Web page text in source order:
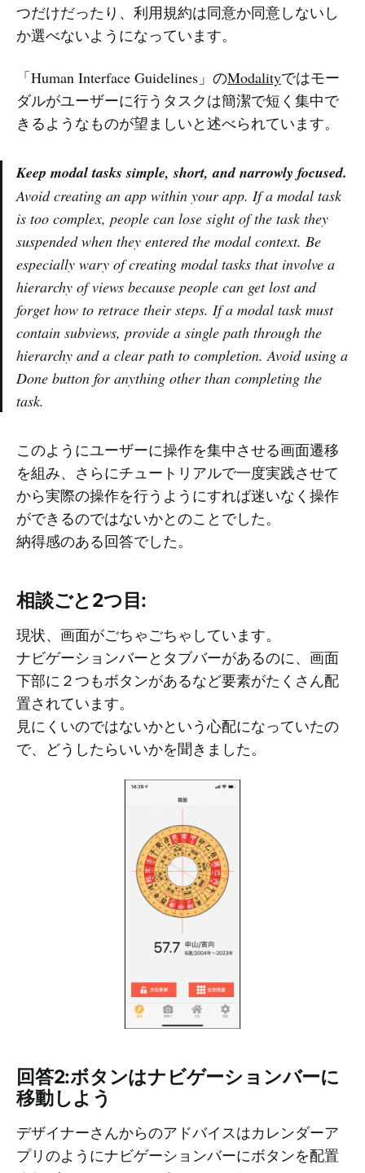
つだけだったり、利用規約は同意か同意しないし
か選べないようになっています。
「Human Interface Guidelines」のModalityではモー
ダルがユーザーに行うタスクは簡潔で短く集中で
きるようなものが望ましいと述べられています。
Keep modal tasks simple, short, and narrowly focused.
Avoid creating an app within your app. If a modal task
is too complex, people can lose sight of the task they
suspended when they entered the modal context. Be
especially wary of creating modal tasks that involve a
hierarchy of views because people can get lost and
forget how to retrace their steps. If a modal task must
contain subviews, provide a single path through the
hierarchy and a clear path to completion. Avoid using a
Done button for anything other than completing the
task.
このようにユーザーに操作を集中させる画面遷移
を組み、さらにチュートリアルで一度実践させて
から実際の操作を行うようにすれば迷いなく操作
ができるのではないかとのことでした。
納得感のある回答でした。
相談ごと2つ目:
現状、画面がごちゃごちゃしています。
ナビゲーションバーとタブバーがあるのに、画面
下部に２つもボタンがあるなど要素がたくさん配
置されています。
見にくいのではないかという心配になっていたの
で、どうしたらいいかを聞きました。
回答2:ボタンはナビゲーションバーに
移動しよう
デザイナーさんからのアドバイスはカレンダーア
プリのようにナビゲーションバーにボタンを配置